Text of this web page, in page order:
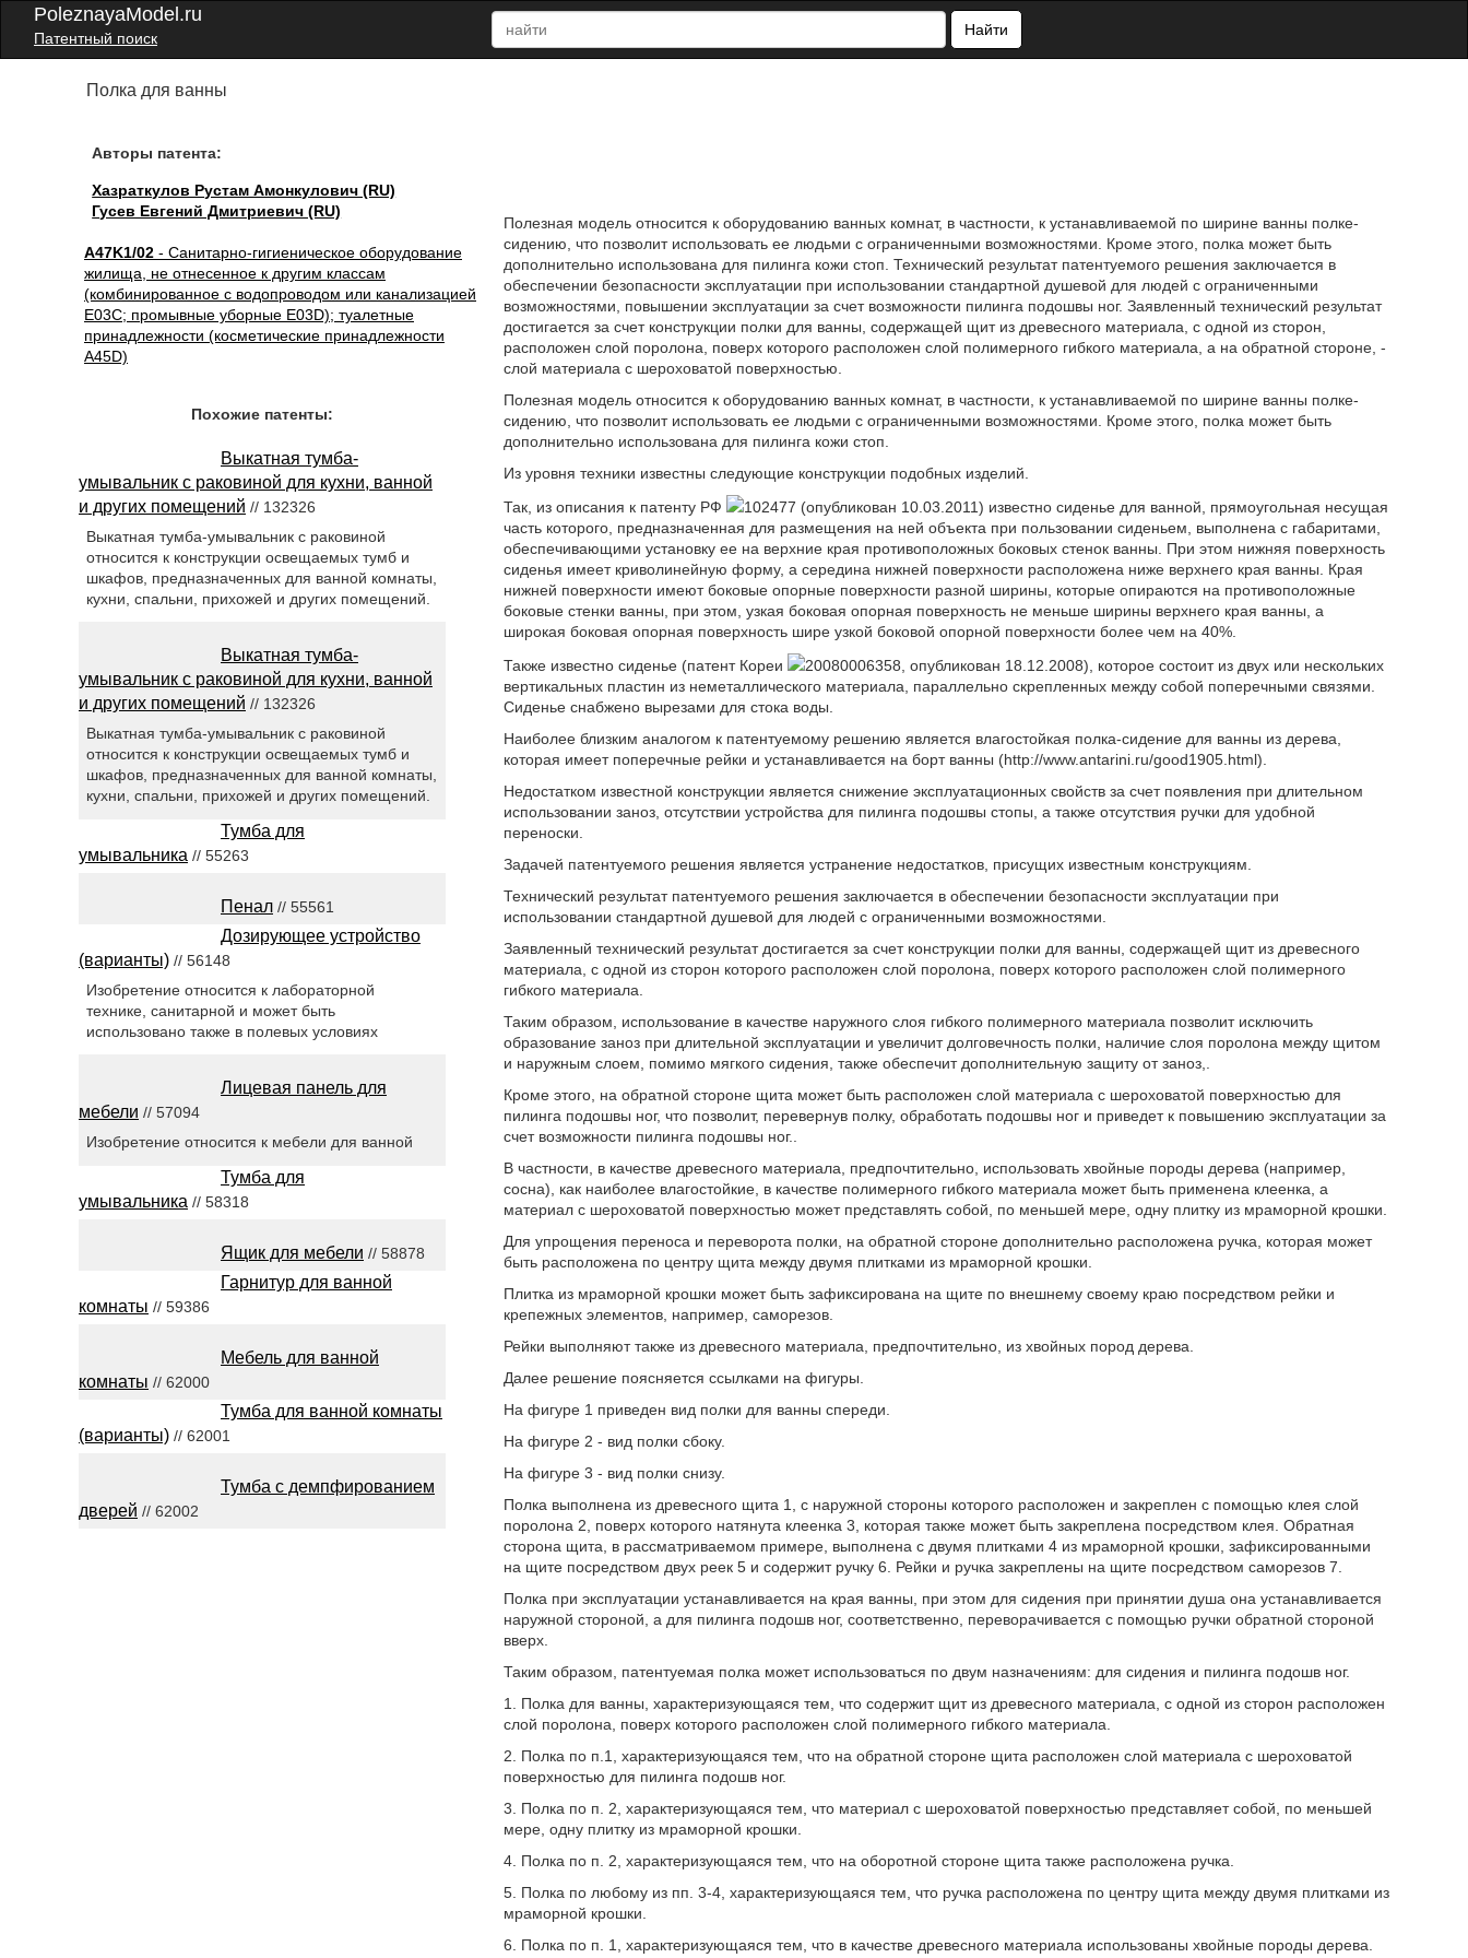
PoleznayaModel.ru
Патентный поиск
Найти
Полка для ванны
Авторы патента:
Хазраткулов Рустам Амонкулович (RU)
Гусев Евгений Дмитриевич (RU)
A47K1/02 - Санитарно-гигиеническое оборудование
жилища, не отнесенное к другим классам
(комбинированное с водопроводом или канализацией
E03C; промывные уборные E03D); туалетные
принадлежности (косметические принадлежности
A45D)
Полезная модель относится к оборудованию ванных комнат, в частности, к устанавливаемой по ширине ванны полке-
сидению, что позволит использовать ее людьми с ограниченными возможностями. Кроме этого, полка может быть
дополнительно использована для пилинга кожи стоп. Технический результат патентуемого решения заключается в
обеспечении безопасности эксплуатации при использовании стандартной душевой для людей с ограниченными
возможностями, повышении эксплуатации за счет возможности пилинга подошвы ног. Заявленный технический результат
достигается за счет конструкции полки для ванны, содержащей щит из древесного материала, с одной из сторон,
расположен слой поролона, поверх которого расположен слой полимерного гибкого материала, а на обратной стороне, -
слой материала с шероховатой поверхностью.
Полезная модель относится к оборудованию ванных комнат, в частности, к устанавливаемой по ширине ванны полке-
сидению, что позволит использовать ее людьми с ограниченными возможностями. Кроме этого, полка может быть
дополнительно использована для пилинга кожи стоп.
Из уровня техники известны следующие конструкции подобных изделий.
Так, из описания к патенту РФ
102477 (опубликован 10.03.2011) известно сиденье для ванной, прямоугольная несущая
часть которого, предназначенная для размещения на ней объекта при пользовании сиденьем, выполнена с габаритами,
обеспечивающими установку ее на верхние края противоположных боковых стенок ванны. При этом нижняя поверхность
сиденья имеет криволинейную форму, а середина нижней поверхности расположена ниже верхнего края ванны. Края
нижней поверхности имеют боковые опорные поверхности разной ширины, которые опираются на противоположные
боковые стенки ванны, при этом, узкая боковая опорная поверхность не меньше ширины верхнего края ванны, а
широкая боковая опорная поверхность шире узкой боковой опорной поверхности более чем на 40%.
Также известно сиденье (патент Кореи
20080006358, опубликован 18.12.2008), которое состоит из двух или нескольких
вертикальных пластин из неметаллического материала, параллельно скрепленных между собой поперечными связями.
Сиденье снабжено вырезами для стока воды.
Наиболее близким аналогом к патентуемому решению является влагостойкая полка-сидение для ванны из дерева,
которая имеет поперечные рейки и устанавливается на борт ванны (http://www.antarini.ru/good1905.html).
Недостатком известной конструкции является снижение эксплуатационных свойств за счет появления при длительном
использовании заноз, отсутствии устройства для пилинга подошвы стопы, а также отсутствия ручки для удобной
переноски.
Задачей патентуемого решения является устранение недостатков, присущих известным конструкциям.
Технический результат патентуемого решения заключается в обеспечении безопасности эксплуатации при
использовании стандартной душевой для людей с ограниченными возможностями.
Заявленный технический результат достигается за счет конструкции полки для ванны, содержащей щит из древесного
материала, с одной из сторон которого расположен слой поролона, поверх которого расположен слой полимерного
гибкого материала.
Таким образом, использование в качестве наружного слоя гибкого полимерного материала позволит исключить
образование заноз при длительной эксплуатации и увеличит долговечность полки, наличие слоя поролона между щитом
и наружным слоем, помимо мягкого сидения, также обеспечит дополнительную защиту от заноз,.
Кроме этого, на обратной стороне щита может быть расположен слой материала с шероховатой поверхностью для
пилинга подошвы ног, что позволит, перевернув полку, обработать подошвы ног и приведет к повышению эксплуатации за
счет возможности пилинга подошвы ног..
В частности, в качестве древесного материала, предпочтительно, использовать хвойные породы дерева (например,
сосна), как наиболее влагостойкие, в качестве полимерного гибкого материала может быть применена клеенка, а
материал с шероховатой поверхностью может представлять собой, по меньшей мере, одну плитку из мраморной крошки.
Для упрощения переноса и переворота полки, на обратной стороне дополнительно расположена ручка, которая может
быть расположена по центру щита между двумя плитками из мраморной крошки.
Плитка из мраморной крошки может быть зафиксирована на щите по внешнему своему краю посредством рейки и
крепежных элементов, например, саморезов.
Рейки выполняют также из древесного материала, предпочтительно, из хвойных пород дерева.
Далее решение поясняется ссылками на фигуры.
На фигуре 1 приведен вид полки для ванны спереди.
На фигуре 2 - вид полки сбоку.
На фигуре 3 - вид полки снизу.
Полка выполнена из древесного щита 1, с наружной стороны которого расположен и закреплен с помощью клея слой
поролона 2, поверх которого натянута клеенка 3, которая также может быть закреплена посредством клея. Обратная
сторона щита, в рассматриваемом примере, выполнена с двумя плитками 4 из мраморной крошки, зафиксированными
на щите посредством двух реек 5 и содержит ручку 6. Рейки и ручка закреплены на щите посредством саморезов 7.
Полка при эксплуатации устанавливается на края ванны, при этом для сидения при принятии душа она устанавливается
наружной стороной, а для пилинга подошв ног, соответственно, переворачивается с помощью ручки обратной стороной
вверх.
Таким образом, патентуемая полка может использоваться по двум назначениям: для сидения и пилинга подошв ног.
1. Полка для ванны, характеризующаяся тем, что содержит щит из древесного материала, с одной из сторон расположен
слой поролона, поверх которого расположен слой полимерного гибкого материала.
2. Полка по п.1, характеризующаяся тем, что на обратной стороне щита расположен слой материала с шероховатой
поверхностью для пилинга подошв ног.
3. Полка по п. 2, характеризующаяся тем, что материал с шероховатой поверхностью представляет собой, по меньшей
мере, одну плитку из мраморной крошки.
4. Полка по п. 2, характеризующаяся тем, что на оборотной стороне щита также расположена ручка.
5. Полка по любому из пп. 3-4, характеризующаяся тем, что ручка расположена по центру щита между двумя плитками из
мраморной крошки.
6. Полка по п. 1, характеризующаяся тем, что в качестве древесного материала использованы хвойные породы дерева.
Похожие патенты:
Выкатная тумба-
умывальник с раковиной для кухни, ванной
и других помещений // 132326
Выкатная тумба-умывальник с раковиной
относится к конструкции освещаемых тумб и
шкафов, предназначенных для ванной комнаты,
кухни, спальни, прихожей и других помещений.
Выкатная тумба-
умывальник с раковиной для кухни, ванной
и других помещений // 132326
Выкатная тумба-умывальник с раковиной
относится к конструкции освещаемых тумб и
шкафов, предназначенных для ванной комнаты,
кухни, спальни, прихожей и других помещений.
Тумба для
умывальника // 55263
Пенал // 55561
Дозирующее устройство
(варианты) // 56148
Изобретение относится к лабораторной
технике, санитарной и может быть
использовано также в полевых условиях
Лицевая панель для
мебели // 57094
Изобретение относится к мебели для ванной
Тумба для
умывальника // 58318
Ящик для мебели // 58878
Гарнитур для ванной
комнаты // 59386
Мебель для ванной
комнаты // 62000
Тумба для ванной комнаты
(варианты) // 62001
Тумба с демпфированием
дверей // 62002